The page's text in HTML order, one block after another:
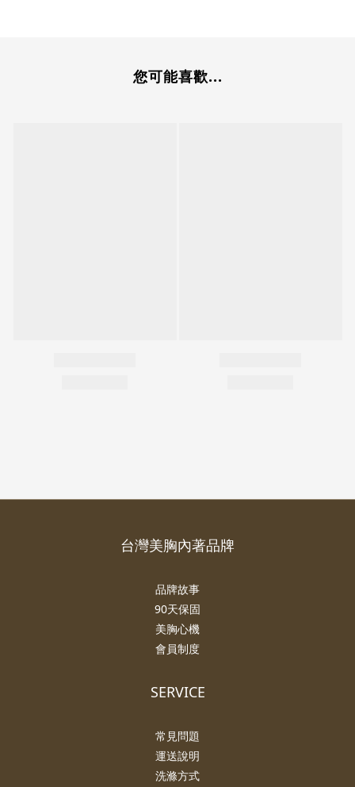
您可能喜歡...
台灣美胸內著品牌
品牌故事
90天保固
美胸心機
會員制度
SERVICE
常見問題
運送說明
洗滌方式